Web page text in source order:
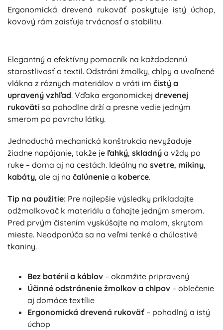
Ergonomická drevená rukoväť poskytuje istý úchop,
kovový rám zaisťuje trvácnosť a stabilitu.
Elegantný a efektívny pomocník na každodennú
starostlivosť o textil. Odstráni žmolky, chlpy a uvoľnené
vlákna z rôznych materiálov a vráti im čistý a
upravený vzhľad. Vďaka ergonomickej drevenej
rukoväti sa pohodlne drží a presne vedie jedným
smerom po povrchu látky.
Jednoduchá mechanická konštrukcia nevyžaduje
žiadne napájanie, takže je ľahký, skladný a vždy po
ruke – doma aj na cestách. Ideálny na svetre, mikiny,
kabáty, ale aj na čalúnenie a koberce.
Tip na použitie: Pre najlepšie výsledky prikladajte
odžmolkovač k materiálu a ťahajte jedným smerom.
Pred prvým čistením vyskúšajte na malom, skrytom
mieste. Neodporúča sa na veľmi tenké a chúlostivé
tkaniny.
Bez batérií a káblov – okamžite pripravený
Účinné odstránenie žmolkov a chlpov – oblečenie
aj domáce textílie
Ergonomická drevená rukoväť – pohodlný a istý
úchop